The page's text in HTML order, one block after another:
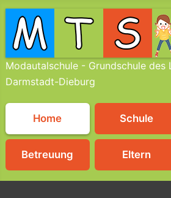
Modautalschule - Grundschule des
Darmstadt-Dieburg
Home Schule
Betreuung Eltern